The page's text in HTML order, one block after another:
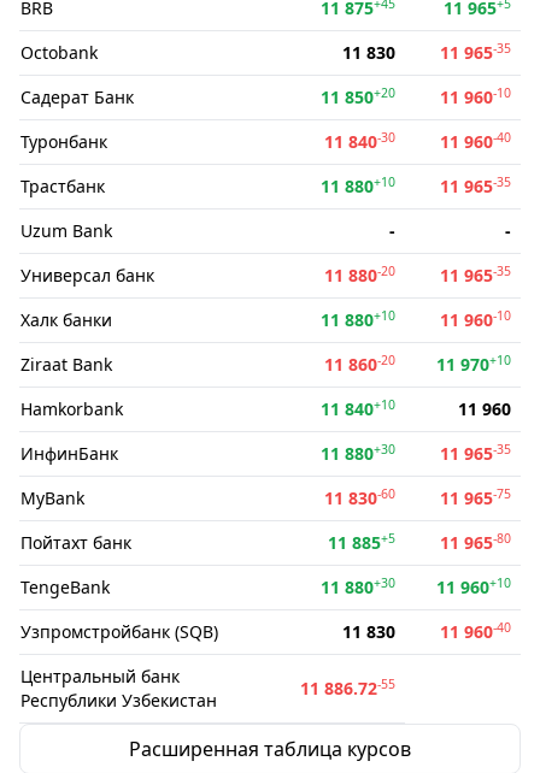
BRB 11 875 11 965
Octobank 11 830 11 965-35
Садерат Банк 11 850+20 11 960-10
Туронбанк 11 840-30 11 960-40
Трастбанк 11 880+10 11 965-35
Uzum Bank -
-
Универсал банк
11 880-20 11 965-35
Халк банки 11 880+10 11 960-10
Ziraat Bank 11 860-20 11 970+10
Hamkorbank 11 840+10
11 960
ИнфинБанк
11 880+30 11 965-35
MyBank 11 830-60 11 965-75
Пойтахт банк 11 885+5 11 965-80
TengeBank 11 880+30 11 960+10
Узпромстройбанк (SQB) 11 830 11 960-40
Центральный банк
Республики Узбекистан
11 886.72-55
Расширенная таблица курсов